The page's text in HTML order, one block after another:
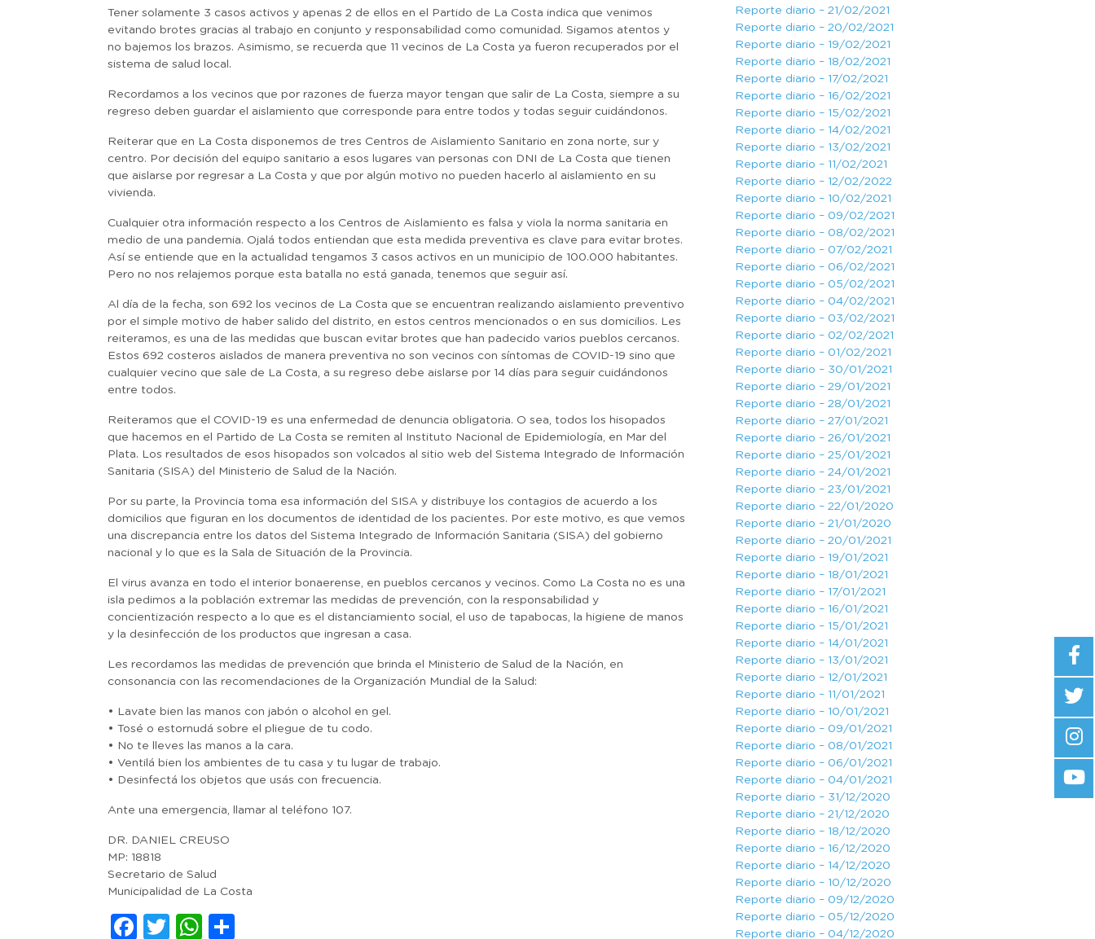
Tener solamente 3 casos activos y apenas 2 de ellos en el Partido de La Costa indica que venimos
evitando brotes gracias al trabajo en conjunto y responsabilidad como comunidad. Sigamos atentos y
no bajemos los brazos. Asimismo, se recuerda que 11 vecinos de La Costa ya fueron recuperados por el
sistema de salud local.
Recordamos a los vecinos que por razones de fuerza mayor tengan que salir de La Costa, siempre a su
regreso deben guardar el aislamiento que corresponde para entre todos y todas seguir cuidándonos.
Reiterar que en La Costa disponemos de tres Centros de Aislamiento Sanitario en zona norte, sur y
centro. Por decisión del equipo sanitario a esos lugares van personas con DNI de La Costa que tienen
que aislarse por regresar a La Costa y que por algún motivo no pueden hacerlo al aislamiento en su
vivienda.
Cualquier otra información respecto a los Centros de Aislamiento es falsa y viola la norma sanitaria en
medio de una pandemia. Ojalá todos entiendan que esta medida preventiva es clave para evitar brotes.
Así se entiende que en la actualidad tengamos 3 casos activos en un municipio de 100.000 habitantes.
Pero no nos relajemos porque esta batalla no está ganada, tenemos que seguir así.
Al día de la fecha, son 692 los vecinos de La Costa que se encuentran realizando aislamiento preventivo
por el simple motivo de haber salido del distrito, en estos centros mencionados o en sus domicilios. Les
reiteramos, es una de las medidas que buscan evitar brotes que han padecido varios pueblos cercanos.
Estos 692 costeros aislados de manera preventiva no son vecinos con síntomas de COVID-19 sino que
cualquier vecino que sale de La Costa, a su regreso debe aislarse por 14 días para seguir cuidándonos
entre todos.
Reiteramos que el COVID-19 es una enfermedad de denuncia obligatoria. O sea, todos los hisopados
que hacemos en el Partido de La Costa se remiten al Instituto Nacional de Epidemiología, en Mar del
Plata. Los resultados de esos hisopados son volcados al sitio web del Sistema Integrado de Información
Sanitaria (SISA) del Ministerio de Salud de la Nación.
Por su parte, la Provincia toma esa información del SISA y distribuye los contagios de acuerdo a los
domicilios que figuran en los documentos de identidad de los pacientes. Por este motivo, es que vemos
una discrepancia entre los datos del Sistema Integrado de Información Sanitaria (SISA) del gobierno
nacional y lo que es la Sala de Situación de la Provincia.
El virus avanza en todo el interior bonaerense, en pueblos cercanos y vecinos. Como La Costa no es una
isla pedimos a la población extremar las medidas de prevención, con la responsabilidad y
concientización respecto a lo que es el distanciamiento social, el uso de tapabocas, la higiene de manos
y la desinfección de los productos que ingresan a casa.
Les recordamos las medidas de prevención que brinda el Ministerio de Salud de la Nación, en
consonancia con las recomendaciones de la Organización Mundial de la Salud:
• Lavate bien las manos con jabón o alcohol en gel.
• Tosé o estornudá sobre el pliegue de tu codo.
• No te lleves las manos a la cara.
• Ventilá bien los ambientes de tu casa y tu lugar de trabajo.
• Desinfectá los objetos que usás con frecuencia.
Ante una emergencia, llamar al teléfono 107.
DR. DANIEL CREUSO
MP: 18818
Secretario de Salud
Municipalidad de La Costa
Facebook
TwitterWhatsApp
Reporte diario – 21/02/2021
Reporte diario – 20/02/2021
Reporte diario – 19/02/2021
Reporte diario – 18/02/2021
Reporte diario – 17/02/2021
Reporte diario – 16/02/2021
Reporte diario – 15/02/2021
Reporte diario – 14/02/2021
Reporte diario – 13/02/2021
Reporte diario – 11/02/2021
Reporte diario – 12/02/2022
Reporte diario – 10/02/2021
Reporte diario – 09/02/2021
Reporte diario – 08/02/2021
Reporte diario – 07/02/2021
Reporte diario – 06/02/2021
Reporte diario – 05/02/2021
Reporte diario – 04/02/2021
Reporte diario – 03/02/2021
Reporte diario – 02/02/2021
Reporte diario – 01/02/2021
Reporte diario – 30/01/2021
Reporte diario – 29/01/2021
Reporte diario – 28/01/2021
Reporte diario – 27/01/2021
Reporte diario – 26/01/2021
Reporte diario – 25/01/2021
Reporte diario – 24/01/2021
Reporte diario – 23/01/2021
Reporte diario – 22/01/2020
Reporte diario – 21/01/2020
Reporte diario – 20/01/2021
Reporte diario – 19/01/2021
Reporte diario – 18/01/2021
Reporte diario – 17/01/2021
Reporte diario – 16/01/2021
Reporte diario – 15/01/2021
Reporte diario – 14/01/2021
Reporte diario – 13/01/2021
Reporte diario – 12/01/2021
Reporte diario – 11/01/2021
Reporte diario – 10/01/2021
Reporte diario – 09/01/2021
Reporte diario – 08/01/2021
Reporte diario – 06/01/2021
Reporte diario – 04/01/2021
Reporte diario – 31/12/2020
Reporte diario – 21/12/2020
Reporte diario – 18/12/2020
Reporte diario – 16/12/2020
Reporte diario – 14/12/2020
Reporte diario – 10/12/2020
Reporte diario – 09/12/2020
Reporte diario – 05/12/2020
Reporte diario – 04/12/2020